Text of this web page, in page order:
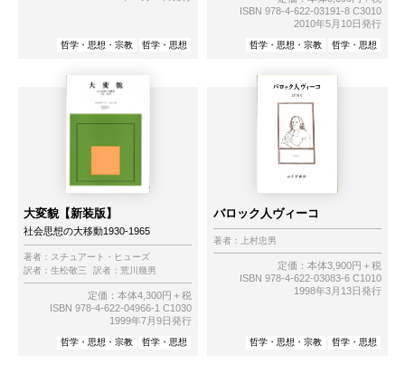
哲学・思想・宗教 哲学・思想
ISBN 978-4-622-03191-8 C3010
2010年5月10日発行
哲学・思想・宗教 哲学・思想
大変貌【新装版】
社会思想の大移動1930-1965
著者： スチュアート・ヒューズ
訳者： 生松敬三 訳者： 荒川幾男
定価：本体4,300円＋税
ISBN 978-4-622-04966-1 C1030
1999年7月9日発行
哲学・思想・宗教 哲学・思想
バロック人ヴィーコ
著者： 上村忠男
定価：本体3,900円＋税
ISBN 978-4-622-03083-6 C1010
1998年3月13日発行
哲学・思想・宗教 哲学・思想